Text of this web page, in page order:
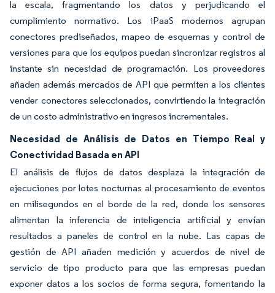
la escala, fragmentando los datos y perjudicando el
cumplimiento normativo. Los iPaaS modernos agrupan
conectores prediseñados, mapeo de esquemas y control de
versiones para que los equipos puedan sincronizar registros al
instante sin necesidad de programación. Los proveedores
añaden además mercados de API que permiten a los clientes
vender conectores seleccionados, convirtiendo la integración
de un costo administrativo en ingresos incrementales.
Necesidad de Análisis de Datos en Tiempo Real y
Conectividad Basada en API
El análisis de flujos de datos desplaza la integración de
ejecuciones por lotes nocturnas al procesamiento de eventos
en milisegundos en el borde de la red, donde los sensores
alimentan la inferencia de inteligencia artificial y envían
resultados a paneles de control en la nube. Las capas de
gestión de API añaden medición y acuerdos de nivel de
servicio de tipo producto para que las empresas puedan
exponer datos a los socios de forma segura, fomentando la